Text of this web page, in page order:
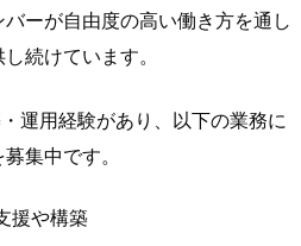
ーが自由度の高い働き方を通し
続けています。
運用経験があり、以下の業務に
集中です。
援や構築